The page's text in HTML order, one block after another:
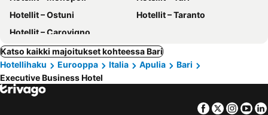
Hotellit – Ostuni
Hotellit – Taranto
Hotellit – Carovigno
Katso kaikki majoitukset kohteessa Bari
Hotellihaku
Eurooppa Italia Apulia
Bari
Executive Business Hotel
Facebook
Twitter